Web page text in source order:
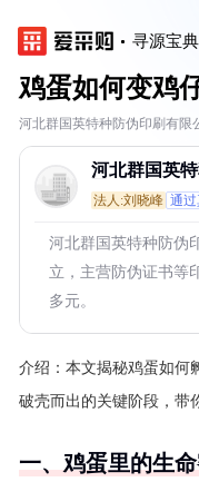
寻源宝典
鸡蛋如何变鸡
河北群国英特种防伪印刷有限
河北群国英
司
法人:刘晓峰 通
河北群国英特种防伪
立，主营防伪证书等
多元。
介绍： 本文揭秘鸡蛋如何
破壳而出的关键阶段，带
一、鸡蛋里的生